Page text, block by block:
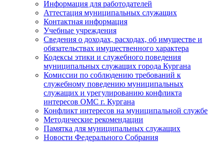
Информация для работодателей
Аттестация муниципальных служащих
Контактная информация
Учебные учреждения
Сведения о доходах, расходах, об имуществе и
обязательствах имущественного характера
Кодексы этики и служебного поведения
муниципальных служащих города Кургана
Комиссии по соблюдению требований к
служебному поведению муниципальных
служащих и урегулированию конфликта
интересов ОМС г. Кургана
Конфликт интересов на муниципальной службе
Методические рекомендации
Памятка для муниципальных служащих
Новости Федерального Cобрания